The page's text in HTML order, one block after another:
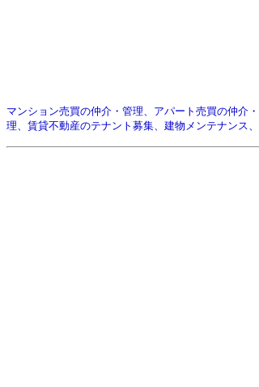
マンション売買の仲介・管理、アパート売買の仲介
理、賃貸不動産のテナント募集、建物メンテナンス